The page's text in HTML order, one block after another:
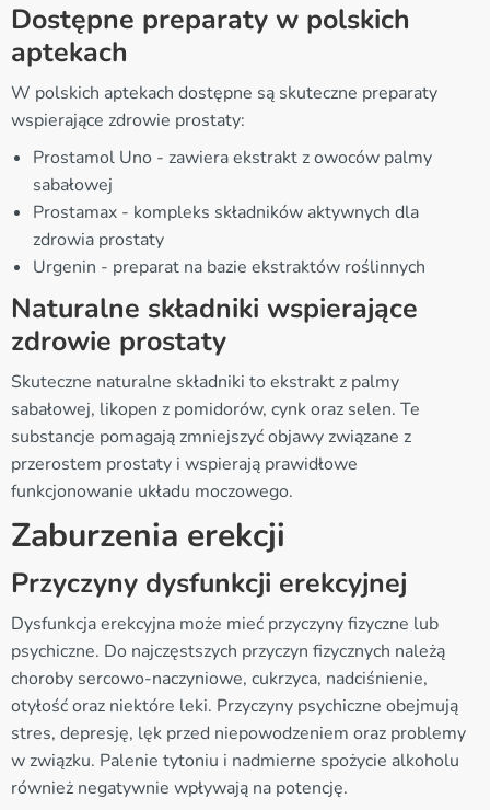
Dostępne preparaty w polskich
aptekach
W polskich aptekach dostępne są skuteczne preparaty
wspierające zdrowie prostaty:
Prostamol Uno - zawiera ekstrakt z owoców palmy
sabałowej
Prostamax - kompleks składników aktywnych dla
zdrowia prostaty
Urgenin - preparat na bazie ekstraktów roślinnych
Naturalne składniki wspierające
zdrowie prostaty
Skuteczne naturalne składniki to ekstrakt z palmy
sabałowej, likopen z pomidorów, cynk oraz selen. Te
substancje pomagają zmniejszyć objawy związane z
przerostem prostaty i wspierają prawidłowe
funkcjonowanie układu moczowego.
Zaburzenia erekcji
Przyczyny dysfunkcji erekcyjnej
Dysfunkcja erekcyjna może mieć przyczyny fizyczne lub
psychiczne. Do najczęstszych przyczyn fizycznych należą
choroby sercowo-naczyniowe, cukrzyca, nadciśnienie,
otyłość oraz niektóre leki. Przyczyny psychiczne obejmują
stres, depresję, lęk przed niepowodzeniem oraz problemy
w związku. Palenie tytoniu i nadmierne spożycie alkoholu
również negatywnie wpływają na potencję.